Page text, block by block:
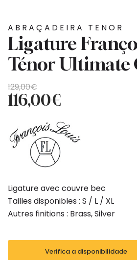
ABRAÇADEIRA TENOR
Ligature
Ténor Ultimate
129,00€
O
preço
original
129,00€.
116,00€
O
preço
atual
116,00€.
Ligature avec couvre bec
Tailles disponibles : S / L / XL
Autres finitions : Brass, Silver
Verifica a disponibilidade